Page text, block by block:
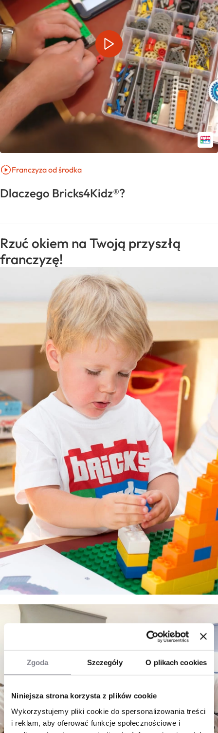
Zgoda Szczegóły O plikach cookies
Niniejsza strona korzysta z plików cookie
Wykorzystujemy pliki cookie do spersonalizowania treści
i reklam, aby oferować funkcje społecznościowe i
Dlaczego Bricks4Kidz®?
Franczyza od środka
Rzuć okiem na Twoją przyszłą
franczyzę!